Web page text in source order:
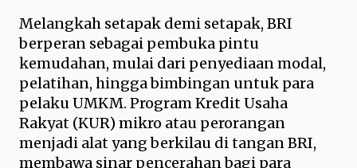
Melangkah setapak demi setapak, BRI
berperan sebagai pembuka pintu
kemudahan, mulai dari penyediaan modal,
pelatihan, hingga bimbingan untuk para
pelaku UMKM. Program Kredit Usaha
Rakyat (KUR) mikro atau perorangan
menjadi alat yang berkilau di tangan BRI,
membawa sinar pencerahan bagi para